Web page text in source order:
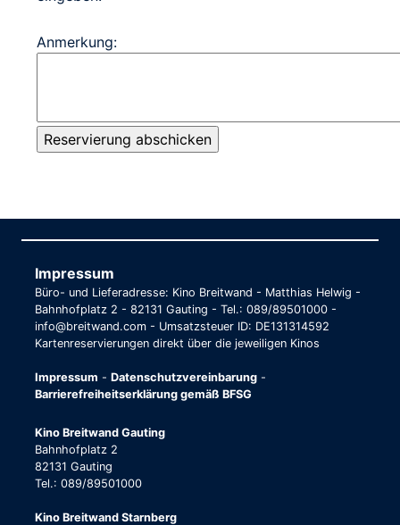
Anmerkung:
Impressum
Büro- und Lieferadresse: Kino Breitwand - Matthias Helwig -
Bahnhofplatz 2 - 82131 Gauting - Tel.: 089/89501000 -
info@breitwand.com - Umsatzsteuer ID: DE131314592
Kartenreservierungen direkt über die jeweiligen Kinos
Impressum - Datenschutzvereinbarung -
Barrierefreiheitserklärung gemäß BFSG
Kino Breitwand Gauting
Bahnhofplatz 2
82131 Gauting
Tel.: 089/89501000
Kino Breitwand Starnberg